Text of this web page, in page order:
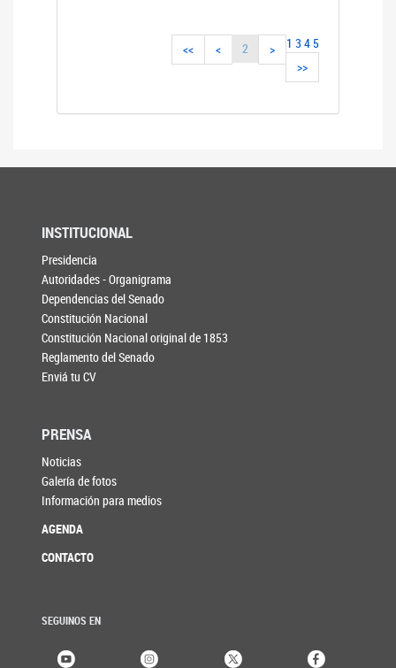
<< < 1
2 3 4 5
>
>>
INSTITUCIONAL
Presidencia
Autoridades - Organigrama
Dependencias del Senado
Constitución Nacional
Constitución Nacional original de 1853
Reglamento del Senado
Enviá tu CV
PRENSA
Noticias
Galería de fotos
Información para medios
AGENDA
CONTACTO
SEGUINOS EN